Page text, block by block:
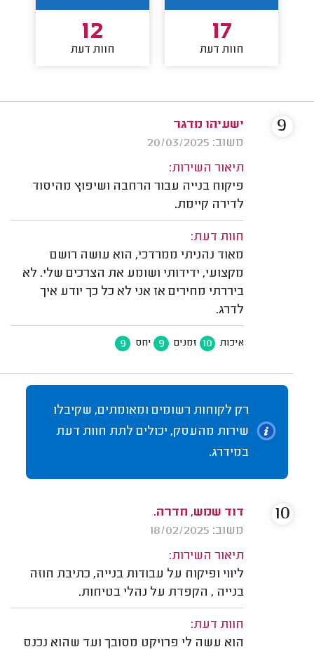
17
חוות דעת
12
חוות דעת
ישעיהו מדגר
משוב: 20/03/2025
תיאור השירות:
פיקוח בנייה עבור הרחבה ושיפוץ מהיסוד
לדירה קיימת.
חוות דעת:
מאוד נהניתי ממרדכי, הוא עושה רושם
מקצועי, ידידותי ושומע את הצרכים שלי. לא
ביררתי מחירים אז אני לא כל כך יודע איך
לדרג.
איכות 10 זמנים 9 יחס 9
9
רק לקוחות רשומים ומאומתים, שקיבלו
שירות מהעסק, יכולים לתת חוות דעת
במידרג.
דוד שמש, חדרה.
משוב: 18/02/2025
תיאור השירות:
ליווי ופיקוח על עבודות בנייה, כתיבת חוזה
בנייה , הקפדת על נהלי בטיחות.
חוות דעת:
הוא עשה לי פרויקט מסובך ועד שהוא נכנס
10